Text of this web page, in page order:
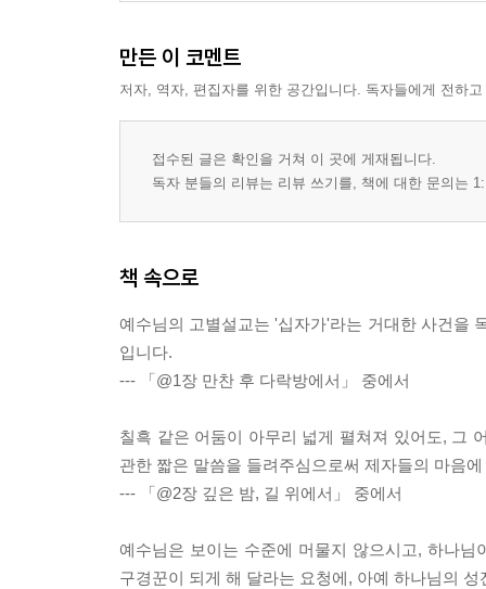
두려워하는 제자들을 위한 마지막 처방 ｜ 책망
성령의 권능을 신뢰하는 교회
근심이 머물던 자리에 소망을 심으시다 ｜ 숙제
참고문헌
만든 이 코멘트
저자, 역자, 편집자를 위한 공간입니다. 독자들에게 전하
접수된 글은 확인을 거쳐 이 곳에 게재됩니다.
독자 분들의 리뷰는 리뷰 쓰기를, 책에 대한 문의는
책 속으로
예수님의 고별설교는 '십자가'라는 거대한 사건을
입니다.
--- 「@1장 만찬 후 다락방에서」 중에서
칠흑 같은 어둠이 아무리 넓게 펼쳐져 있어도, 그
관한 짧은 말씀을 들려주심으로써 제자들의 마음
--- 「@2장 깊은 밤, 길 위에서」 중에서
예수님은 보이는 수준에 머물지 않으시고, 하나
구경꾼이 되게 해 달라는 요청에, 아예 하나님의